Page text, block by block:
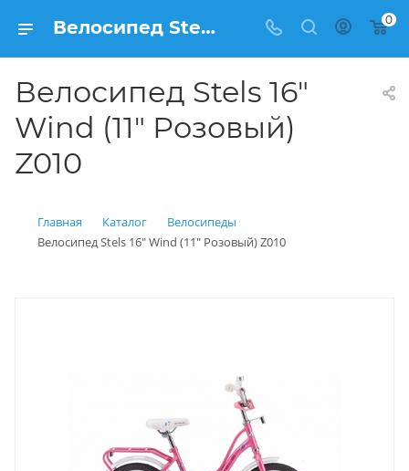
Велосипед Stels 16" Wind (11" Розовый) Z010 купить: цена 5 100 рублей в Балашихе | Интернет магазин Вело150 0
Велосипед Stels 16"
Wind (11" Розовый)
Z010
Главная Каталог
Велосипеды
Велосипед Stels 16" Wind (11" Розовый) Z010